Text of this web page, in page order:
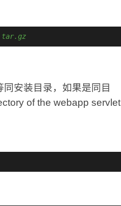
安装目录，如果是同目
of the webapp servlet